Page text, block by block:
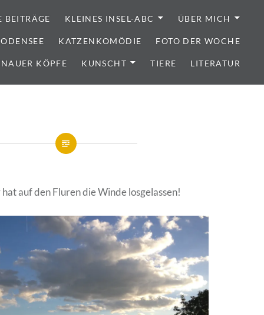
BEITRÄGE KLEINES INSEL-ABC ÜBER MICH
KATZENKOMÖDIE FOTO DER WOCHE
KÖPFE KUNSCHT TIERE LITERATUR
auf den Fluren die Winde losgelassen!